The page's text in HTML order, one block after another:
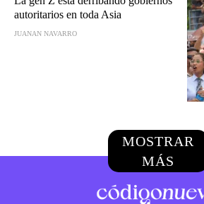
autoritarios en toda Asia
JUANAN NAVARRO
MOSTRAR
MÁS